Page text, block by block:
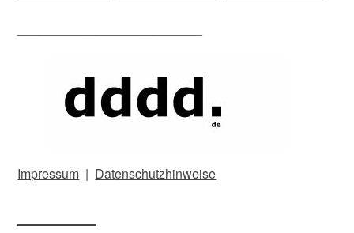
Impressum | Datenschutzhinweise